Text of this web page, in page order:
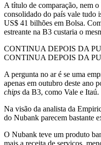
A título de comparação, nem
consolidado do país vale tudo
US$ 41 bilhões em Bolsa.
estreante na B3 custaria o
CONTINUA DEPOIS DA
CONTINUA DEPOIS DA
A pergunta no ar é se uma
apenas em outubro deste ano
chips da B3, como Vale e Itaú.
Na visão da analista da
do Nubank parecem bastante
O Nubank teve um produto
mais a receita de serviços,